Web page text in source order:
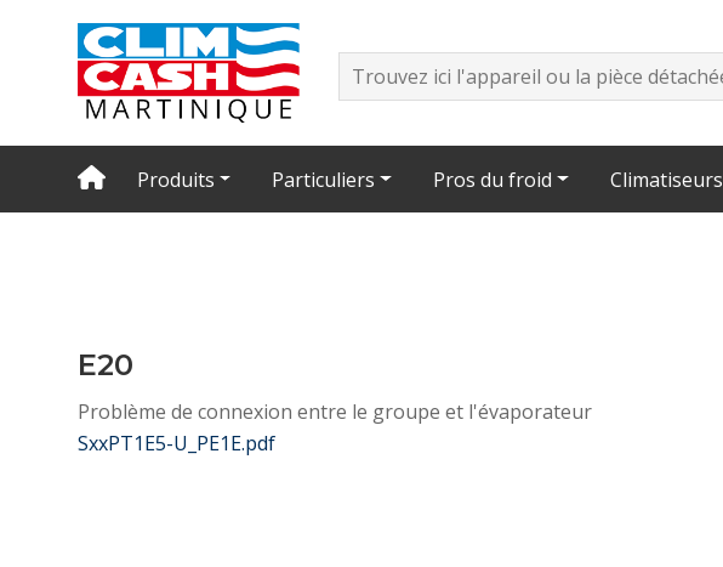
Produits Particuliers Pros du froid Climatiseurs
E20
Problème de connexion entre le groupe et l'évaporateur
SxxPT1E5-U_PE1E.pdf